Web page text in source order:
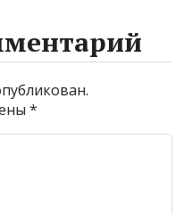
*